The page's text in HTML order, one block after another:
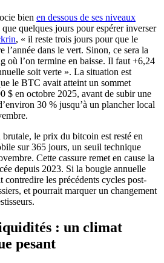
bien en dessous de ses niveaux
que quelques jours pour espérer inverser
, « il reste trois jours pour que le
l’année dans le vert. Sinon, ce sera la
où l’on termine en baisse. Il faut +6,24
soit verte ». La situation est
le BTC avait atteint un sommet
$ en octobre 2025, avant de subir une
30 % jusqu’à un plancher local
le prix du bitcoin est resté en
sur 365 jours, un seuil technique
Cette cassure remet en cause la
depuis 2023. Si la bougie annuelle
les précédents cycles post-
et pourrait marquer un changement
: un climat
pesant